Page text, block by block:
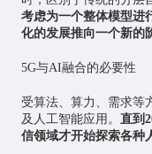
考虑为一个整体模型进
化的发展推向一个新的
5G与AI融合的必要性
受算法、算力、需求等
及人工智能应用。 直到
信领域才开始探索各种